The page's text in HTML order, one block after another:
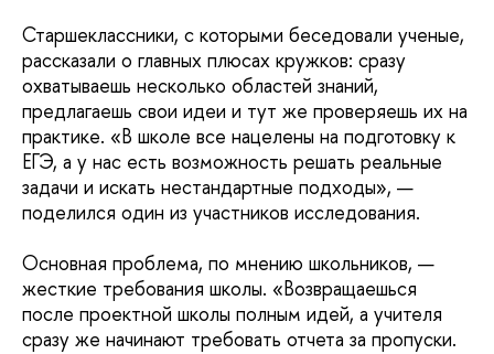
Старшеклассники, с которыми беседовали ученые,
рассказали о главных плюсах кружков: сразу
охватываешь несколько областей знаний,
предлагаешь свои идеи и тут же проверяешь их на
практике. «В школе все нацелены на подготовку к
ЕГЭ, а у нас есть возможность решать реальные
задачи и искать нестандартные подходы», —
поделился один из участников исследования.
Основная проблема, по мнению школьников, —
жесткие требования школы. «Возвращаешься
после проектной школы полным идей, а учителя
сразу же начинают требовать отчета за пропуски.